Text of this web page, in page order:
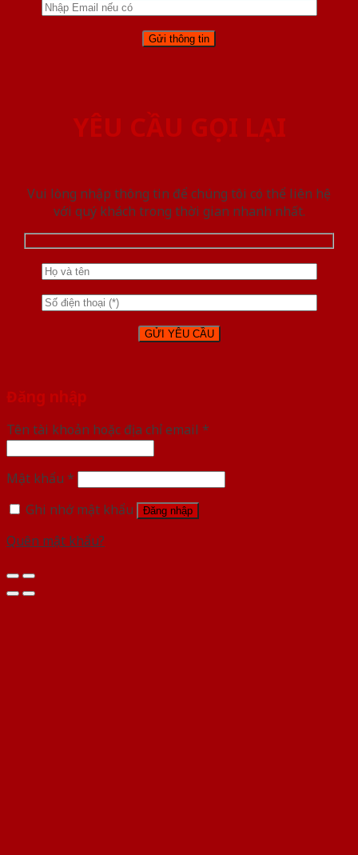
YÊU CẦU GỌI LẠI
Vui lòng nhập thông tin để chúng tôi có thể liên hệ
với quý khách trong thời gian nhanh nhất.
Đăng nhập
Tên tài khoản hoặc địa chỉ email *
Mật khẩu *
Ghi nhớ mật khẩu
Đăng nhập
Quên mật khẩu?